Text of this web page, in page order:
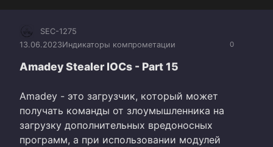
0
SEC-1275
13.06.2023Индикаторы компрометации
Amadey Stealer IOCs - Part 15
Amadey - это загрузчик, который может
получать команды от злоумышленника на
загрузку дополнительных вредоносных
программ, а при использовании модулей